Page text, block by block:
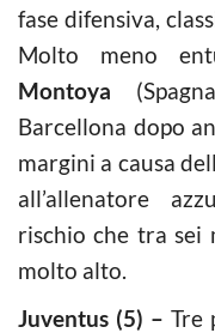
fase difensiva,
Molto meno
Montoya
Barcellona dopo
margini a causa
all’allenatore
rischio che tra sei
molto alto.
Juventus (5) – Tre